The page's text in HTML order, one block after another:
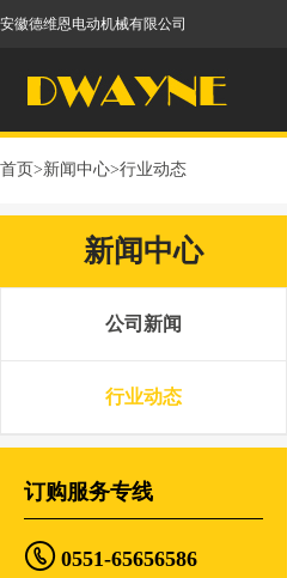
安徽德维恩电动机械有限公司
首页>新闻中心>行业动态
新闻中心
公司新闻
行业动态
订购服务专线
 0551-65656586